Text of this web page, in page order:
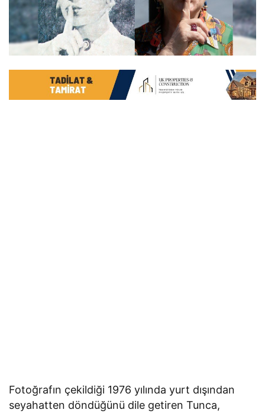
Fotoğrafın çekildiği 1976 yılında yurt dışından
seyahatten döndüğünü dile getiren Tunca,